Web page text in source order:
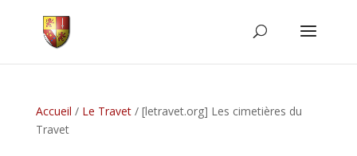
Accueil / Le Travet/ [letravet.org] Les cimetières du
Travet